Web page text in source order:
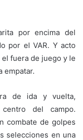
por encima del
por el VAR. Y acto
fuera de juego y le
empatar.
de ida y vuelta,
del campo.
combate de golpes
selecciones en una